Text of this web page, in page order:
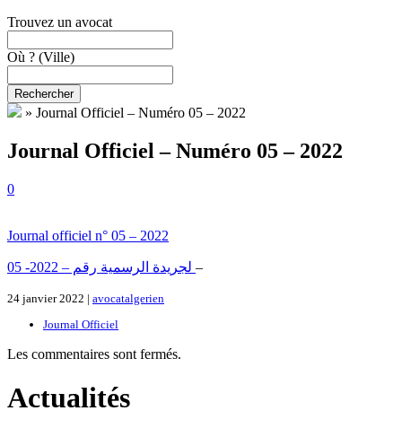
Trouvez un avocat
Où ? (Ville)
Rechercher
» Journal Officiel – Numéro 05 – 2022
Journal Officiel – Numéro 05 – 2022
0
Journal officiel n° 05 – 2022
–
24 janvier 2022 | avocatalgerien
Journal Officiel
Les commentaires sont fermés.
Actualités